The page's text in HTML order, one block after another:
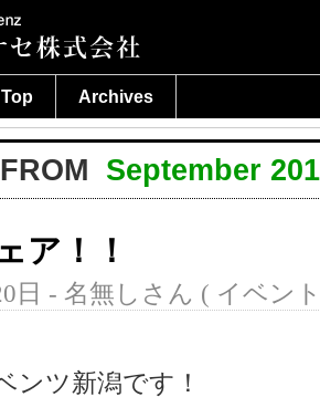
Archives
September
ア！！
日 - 名無しさん ( イベン
ンツ新潟です！